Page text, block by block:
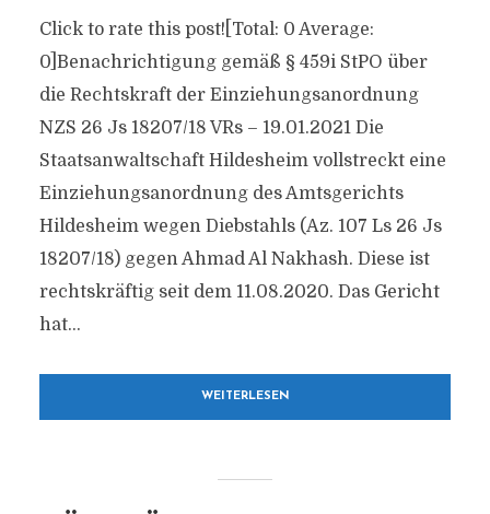
Click to rate this post![Total: 0 Average:
0]Benachrichtigung gemäß § 459i StPO über
die Rechtskraft der Einziehungsanordnung
NZS 26 Js 18207/​18 VRs – 19.01.2021 Die
Staatsanwaltschaft Hildesheim vollstreckt eine
Einziehungsanordnung des Amtsgerichts
Hildesheim wegen Diebstahls (Az. 107 Ls 26 Js
18207/​18) gegen Ahmad Al Nakhash. Diese ist
rechtskräftig seit dem 11.08.2020. Das Gericht
hat...
WEITERLESEN